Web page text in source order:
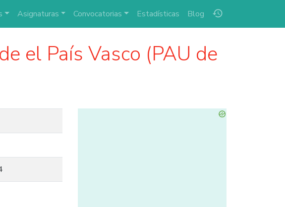
history
Asignaturas Convocatorias Estadísticas Blog
de el País Vasco (PAU de